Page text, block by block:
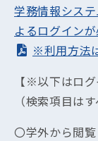
学務情報シス
よるログインが
※利用方法
【※以下はロ
（検索項目は
〇学外から閲